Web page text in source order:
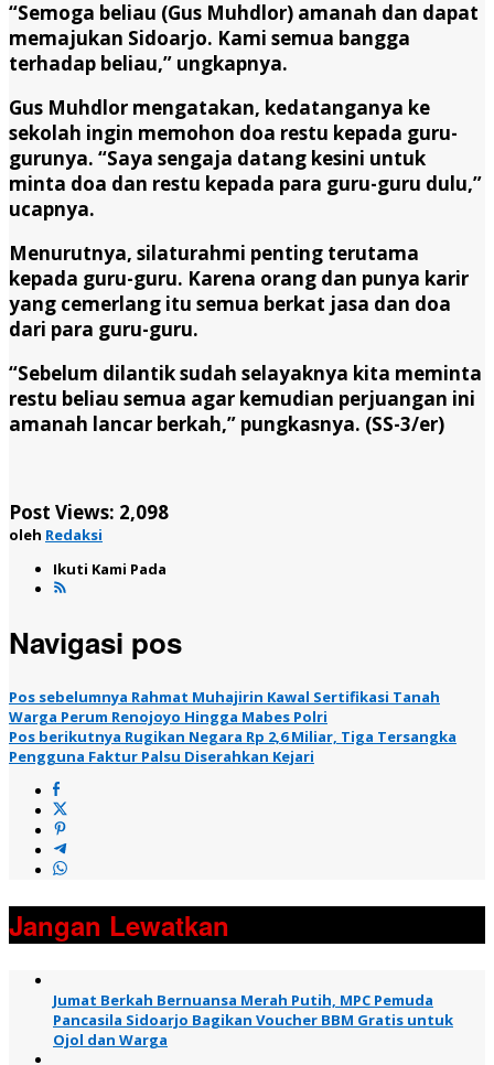
“Semoga beliau (Gus Muhdlor) amanah dan dapat
memajukan Sidoarjo. Kami semua bangga
terhadap beliau,” ungkapnya.
Gus Muhdlor mengatakan, kedatanganya ke
sekolah ingin memohon doa restu kepada guru-
gurunya. “Saya sengaja datang kesini untuk
minta doa dan restu kepada para guru-guru dulu,”
ucapnya.
Menurutnya, silaturahmi penting terutama
kepada guru-guru. Karena orang dan punya karir
yang cemerlang itu semua berkat jasa dan doa
dari para guru-guru.
“Sebelum dilantik sudah selayaknya kita meminta
restu beliau semua agar kemudian perjuangan ini
amanah lancar berkah,” pungkasnya. (SS-3/er)
Post Views: 2,098
oleh Redaksi
Ikuti Kami Pada
Navigasi pos
Pos sebelumnya Rahmat Muhajirin Kawal Sertifikasi Tanah
Warga Perum Renojoyo Hingga Mabes Polri
Pos berikutnya Rugikan Negara Rp 2,6 Miliar, Tiga Tersangka
Pengguna Faktur Palsu Diserahkan Kejari
Jangan Lewatkan
Jumat Berkah Bernuansa Merah Putih, MPC Pemuda
Pancasila Sidoarjo Bagikan Voucher BBM Gratis untuk
Ojol dan Warga